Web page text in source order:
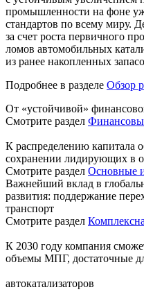
промышленности на фоне
стандартов по всему миру.
за счет роста первичного
ломов автомобильных
из ранее накопленных
Подробнее в разделе Обзор
От «устойчивой»
Смотрите раздел
К распределению капитала
сохранении лидирующих в
Смотрите раздел Основные
Важнейший вклад в
развития: поддержание
транспорт
Смотрите раздел
К 2030 году компания
объемы МПГ, достаточные
автокатализаторов